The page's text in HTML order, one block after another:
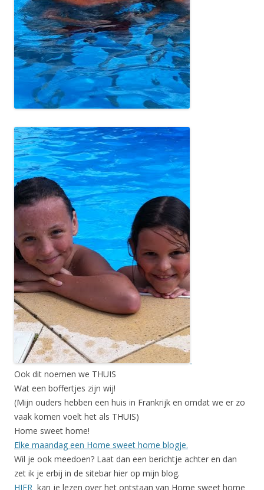
Ook dit noemen we THUIS
Wat een boffertjes zijn wij!
(Mijn ouders hebben een huis in Frankrijk en omdat we er zo
vaak komen voelt het als THUIS)
Home sweet home!
Elke maandag een Home sweet home blogje.
Wil je ook meedoen? Laat dan een berichtje achter en dan
zet ik je erbij in de sitebar hier op mijn blog.
HIER kan je lezen over het ontstaan van Home sweet home